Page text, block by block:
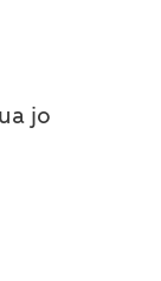
jo